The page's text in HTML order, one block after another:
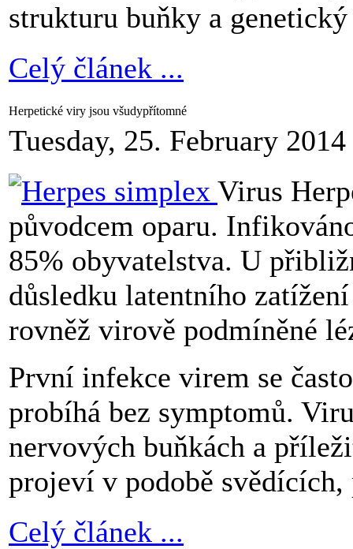
strukturu buňky a genetický
Celý článek ...
Herpetické viry jsou všudypřítomné
Tuesday, 25. February 2014
Virus
původcem oparu.
85% obyvatelstva. U
důsledku latentního
rovněž virově podmíněné
První infekce virem se
probíhá bez symptomů.
nervových buňkách a
projeví v podobě
Celý článek ...